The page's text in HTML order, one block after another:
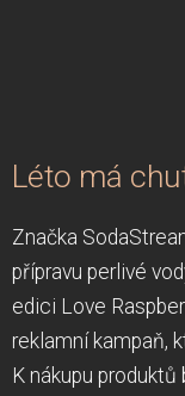
Léto má
Značka
přípravu perlivé
edici Love
reklamní kampaň,
K nákupu